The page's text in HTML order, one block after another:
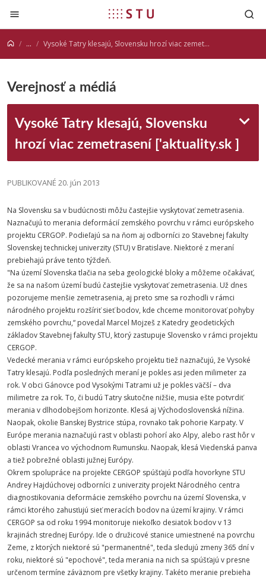
Prejsť na obsah
... Vysoké Tatry klesajú, Slovensku hrozí viac zemetrasení '[aktuality.sk ]
Verejnosť a médiá
Vysoké Tatry klesajú, Slovensku
hrozí viac zemetrasení ['aktuality.sk ]
PUBLIKOVANÉ 20. jún 2013
Na Slovensku sa v budúcnosti môžu častejšie vyskytovať zemetrasenia.
Naznačujú to merania deformácií zemského povrchu v rámci európskeho
projektu CERGOP. Podieľajú sa na ňom aj odborníci zo Stavebnej fakulty
Slovenskej technickej univerzity (STU) v Bratislave. Niektoré z meraní
prebiehajú práve tento týždeň.
"Na území Slovenska tlačia na seba geologické bloky a môžeme očakávať,
že sa na našom území budú častejšie vyskytovať zemetrasenia. Už dnes
pozorujeme menšie zemetrasenia, aj preto sme sa rozhodli v rámci
národného projektu rozšíriť sieť bodov, kde chceme monitorovať pohyby
zemského povrchu,“ povedal Marcel Mojzeš z Katedry geodetických
základov Stavebnej fakulty STU, ktorý zastupuje Slovensko v rámci projektu
CERGOP.
Vedecké merania v rámci európskeho projektu tiež naznačujú, že Vysoké
Tatry klesajú. Podľa posledných meraní je pokles asi jeden milimeter za
rok. V obci Gánovce pod Vysokými Tatrami už je pokles väčší – dva
milimetre za rok. To, či budú Tatry skutočne nižšie, musia ešte potvrdiť
merania v dlhodobejšom horizonte. Klesá aj Východoslovenská nížina.
Naopak, okolie Banskej Bystrice stúpa, rovnako tak pohorie Karpaty. V
Európe merania naznačujú rast v oblasti pohorí ako Alpy, alebo rast hôr v
oblasti Vrancea vo východnom Rumunsku. Naopak, klesá Viedenská panva
a tiež pobrežné oblasti južnej Európy.
Okrem spolupráce na projekte CERGOP spúšťajú podľa hovorkyne STU
Andrey Hajdúchovej odborníci z univerzity projekt Národného centra
diagnostikovania deformácie zemského povrchu na území Slovenska, v
rámci ktorého zahusťujú sieť meracích bodov na území krajiny. V rámci
CERGOP sa od roku 1994 monitoruje niekoľko desiatok bodov v 13
krajinách strednej Európy. Ide o družicové stanice umiestnené na povrchu
Zeme, z ktorých niektoré sú "permanentné", teda sledujú zmeny 365 dní v
roku, niektoré sú "epochové", teda merania na nich sa spúšťajú v presne
určenom termíne záväznom pre všetky krajiny. Takéto meranie prebieha